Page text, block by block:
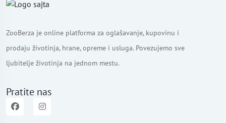
ZooBerza je online platforma za oglašavanje, kupovinu i
prodaju životinja, hrane, opreme i usluga. Povezujemo sve
ljubitelje životinja na jednom mestu.
Pratite nas